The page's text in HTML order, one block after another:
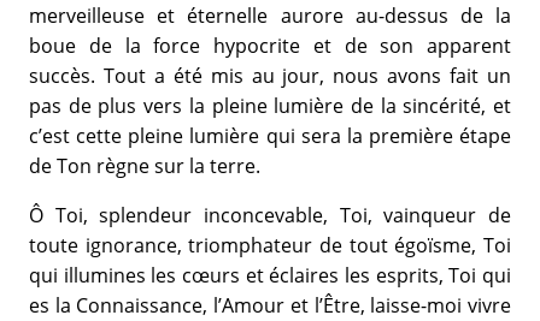
merveilleuse et éternelle aurore au-dessus de la
boue de la force hypocrite et de son apparent
succès. Tout a été mis au jour, nous avons fait un
pas de plus vers la pleine lumière de la sincérité, et
c’est cette pleine lumière qui sera la première étape
de Ton règne sur la terre.
Ô Toi, splendeur inconcevable, Toi, vainqueur de
toute ignorance, triomphateur de tout égoïsme, Toi
qui illumines les cœurs et éclaires les esprits, Toi qui
es la Connaissance, l’Amour et l’Être, laisse-moi vivre